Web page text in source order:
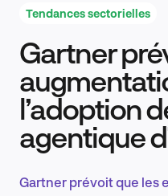
Recherche et
Tendances sectorielles
Gartner
l’adoption
agentique
Gartner prévoit que les